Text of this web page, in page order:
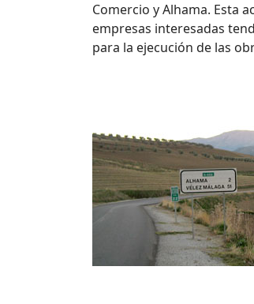
Comercio y Alhama. Esta
empresas interesadas
para la ejecución de las